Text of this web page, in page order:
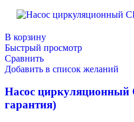
В корзину
Быстрый просмотр
Сравнить
Добавить в список желаний
Насос циркуляционный
гарантия)